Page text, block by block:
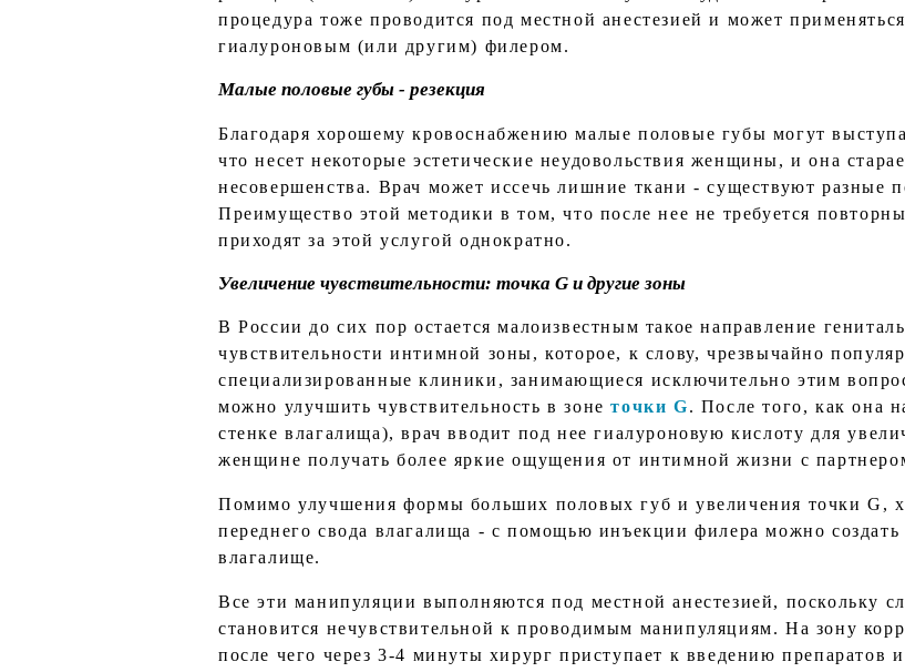
процедура тоже проводится под местной анестезией и может
гиалуроновым (или другим) филером.
Малые половые губы - резекция
Благодаря хорошему кровоснабжению малые половые губы могут
что несет некоторые эстетические неудовольствия женщины, и она
несовершенства. Врач может иссечь лишние ткани - существуют разные
Преимущество этой методики в том, что после нее не требуется
приходят за этой услугой однократно.
Увеличение чувствительности: точка G и другие зоны
В России до сих пор остается малоизвестным такое направление
чувствительности интимной зоны, которое, к слову, чрезвычайно
специализированные клиники, занимающиеся исключительно этим
можно улучшить чувствительность в зонеточкиG. После того, как она
стенке влагалища), врач вводит под нее гиалуроновую кислоту для
женщине получать более яркие ощущения от интимной жизни с
Помимо улучшения формы больших половых губ и увеличения точки G,
переднего свода влагалища - с помощью инъекции филера можно
влагалище.
Все эти манипуляции выполняются под местной анестезией, поскольку
становится нечувствительной к проводимым манипуляциям. На зону
после чего через 3-4 минуты хирург приступает к введению препаратов